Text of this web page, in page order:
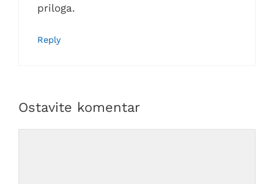
priloga.
Reply
Ostavite komentar